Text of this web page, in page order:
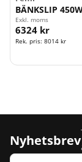
BÄNKSLIP
Exkl. moms
6324 kr
Rek. pris: 8014 kr
Nyhetsbrev